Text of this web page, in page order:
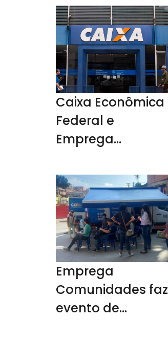
Pernambuco
Caixa Econômica
Federal e
Emprega
realizam evento
nesta sexta-feira
Emprega
Comunidades faz
evento de